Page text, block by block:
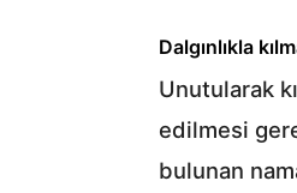
Dalgınlıkla
Unutularak
edilmesi
bulunan